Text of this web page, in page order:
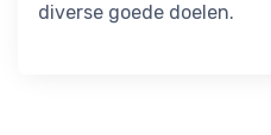
diverse goede doelen.